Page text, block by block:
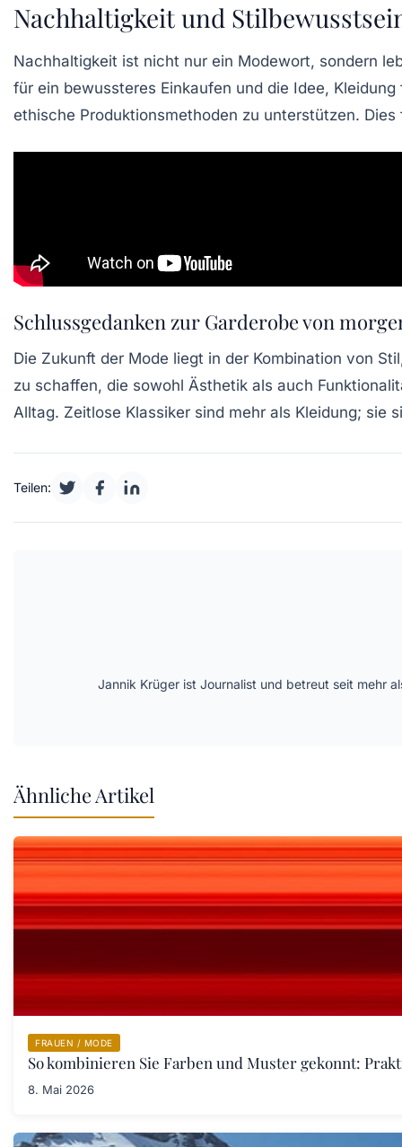
Nachhaltigkeit und
Nachhaltigkeit ist nicht nur ein Modewort, sondern
für ein bewussteres Einkaufen und die Idee,
ethische Produktionsmethoden zu unterstützen.
Schlussgedanken zur Garderobe von
Die Zukunft der Mode liegt in der Kombination von
zu schaffen, die sowohl Ästhetik als auch
Alltag. Zeitlose Klassiker sind mehr als Kleidung; sie
Teilen:
Jannik Krüger ist Journalist und betreut seit mehr
Ähnliche Artikel
FRAUEN / MODE
So kombinieren Sie Farben und Muster gekonnt:
8. Mai 2026